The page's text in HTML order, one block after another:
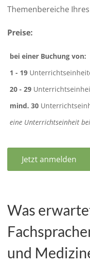
Themenbereiche
Preise:
bei einer Buchung von:
1 - 19
20 - 29
mind. 30
eine Unterrichtseinheit
Jetzt anmelden
Was
und